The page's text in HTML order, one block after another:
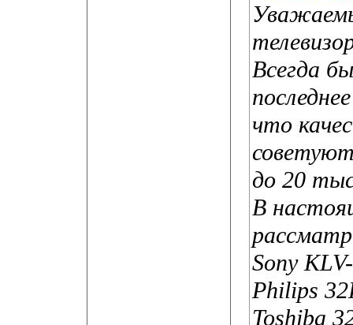
Всегда
что
до 20
В
Sony
Philips
Toshiba